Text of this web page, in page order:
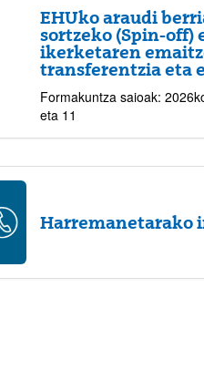
EHUko araudi
sortzeko (Spin-off)
ikerketaren
transferentzia eta
Formakuntza saioak:
eta 11
Harremanetarako